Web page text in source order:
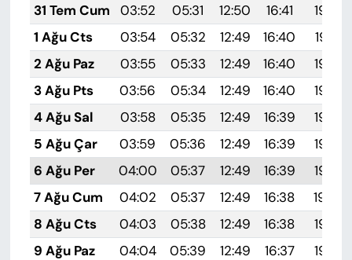
31 Tem Cum
03:52 05:31 12:50 16:41
19:58
1 Ağu Cts
03:54 05:32 12:49 16:40
19:57
2 Ağu Paz
03:55 05:33 12:49 16:40
19:56
3 Ağu Pts
03:56 05:34 12:49 16:40
19:55
4 Ağu Sal
03:58 05:35 12:49 16:39
19:54
5 Ağu Çar
03:59 05:36 12:49 16:39
19:53
6 Ağu Per
04:00 05:37 12:49 16:39
19:52
7 Ağu Cum
04:02 05:37 12:49 16:38
19:50
8 Ağu Cts
04:03 05:38 12:49 16:38
19:49
9 Ağu Paz
04:04 05:39 12:49 16:37
19:48